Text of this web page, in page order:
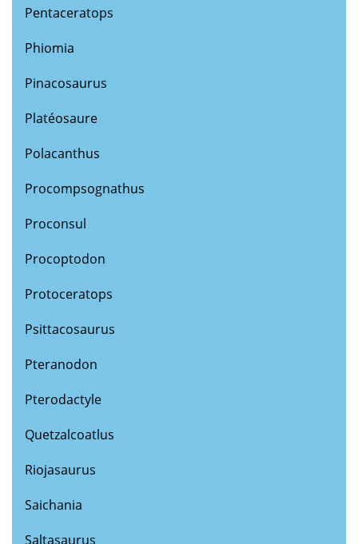
Pentaceratops
Phiomia
Pinacosaurus
Platéosaure
Polacanthus
Procompsognathus
Proconsul
Procoptodon
Protoceratops
Psittacosaurus
Pteranodon
Pterodactyle
Quetzalcoatlus
Riojasaurus
Saichania
Saltasaurus